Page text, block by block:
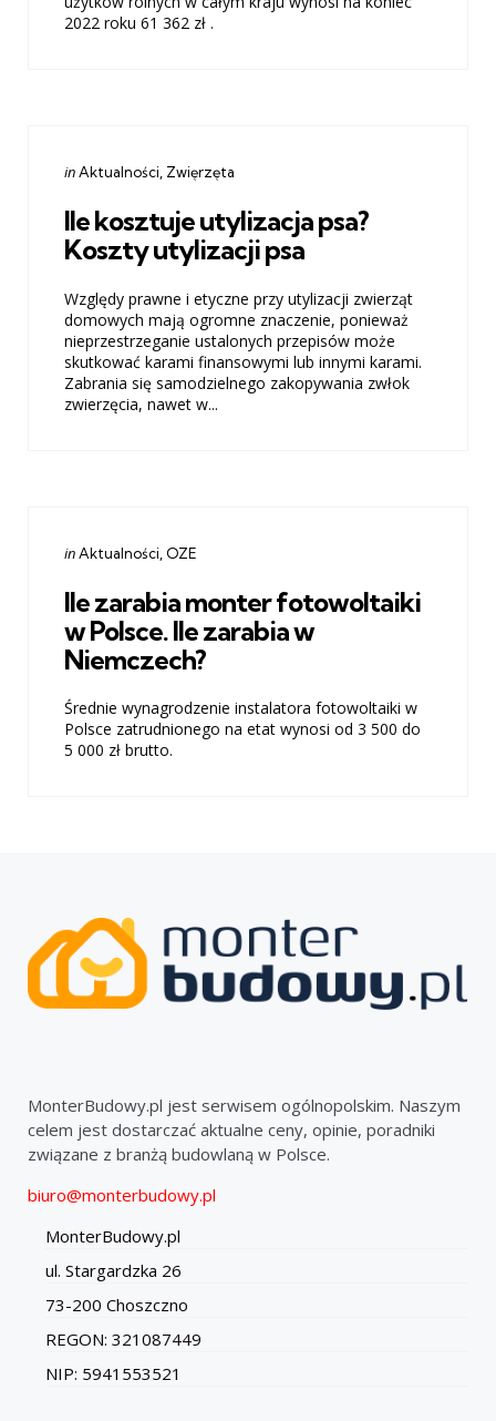
2022 roku 61 362 zł .
Categories
Posted
inAktualności Zwięrzęta
Ile kosztuje utylizacja psa?
Koszty utylizacji psa
Względy prawne i etyczne przy utylizacji zwierząt
domowych mają ogromne znaczenie, ponieważ
nieprzestrzeganie ustalonych przepisów może
skutkować karami finansowymi lub innymi karami.
Zabrania się samodzielnego zakopywania zwłok
zwierzęcia, nawet w...
Categories
Posted
inAktualności OZE
Ile zarabia monter fotowoltaiki
w Polsce. Ile zarabia w
Niemczech?
Średnie wynagrodzenie instalatora fotowoltaiki w
Polsce zatrudnionego na etat wynosi od 3 500 do
5 000 zł brutto.
MonterBudowy.pl jest serwisem ogólnopolskim. Naszym
celem jest dostarczać aktualne ceny, opinie, poradniki
związane z branżą budowlaną w Polsce.
biuro@monterbudowy.pl
MonterBudowy.pl
ul. Stargardzka 26
73-200 Choszczno
REGON: 321087449
NIP: 5941553521